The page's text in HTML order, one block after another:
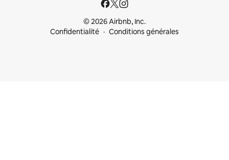
© 2026 Airbnb, Inc.
Confidentialité
Conditions générales